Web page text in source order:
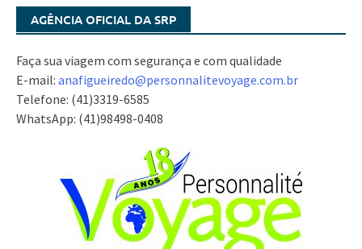
AGÊNCIA OFICIAL DA SRP
Faça sua viagem com segurança e com qualidade
E-mail: anafigueiredo@personnalitevoyage.com.br
Telefone: (41)3319-6585
WhatsApp: (41)98498-0408